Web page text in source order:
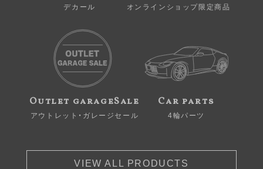
デカール オンラインショップ限定商品
Outlet garageSale
アウトレット・ガレージセール
Car parts
4輪パーツ
VIEW ALL PRODUCTS